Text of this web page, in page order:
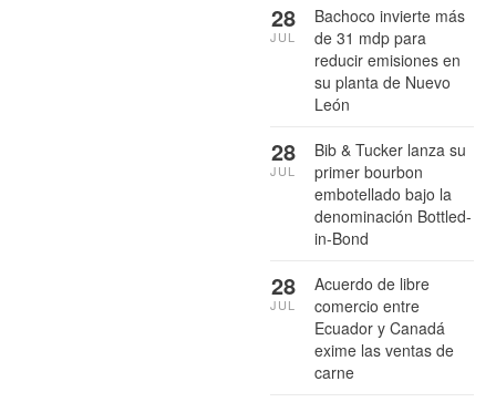
Bachoco invierte más
de 31 mdp para
reducir emisiones en
su planta de Nuevo
León
28
JUL
Bib & Tucker lanza su
primer bourbon
embotellado bajo la
denominación Bottled-
in-Bond
28
JUL
Acuerdo de libre
comercio entre
Ecuador y Canadá
exime las ventas de
carne
28
JUL